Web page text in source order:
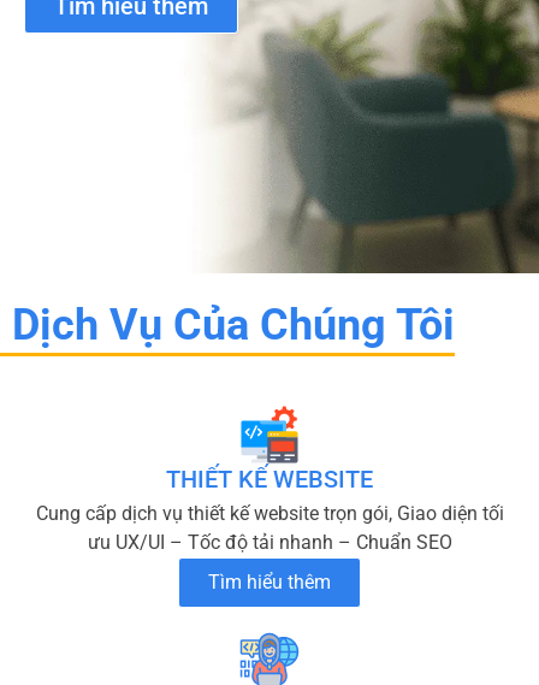
Tìm hiểu thêm
Dịch Vụ Của Chúng Tôi
THIẾT KẾ WEBSITE
Cung cấp dịch vụ thiết kế website trọn gói, Giao diện tối
ưu UX/UI – Tốc độ tải nhanh – Chuẩn SEO
Tìm hiểu thêm